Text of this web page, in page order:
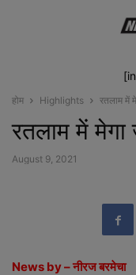
होम Highlights रतलाम में
रतलाम में
August 9, 2021
News by – नीरज बरमेचा